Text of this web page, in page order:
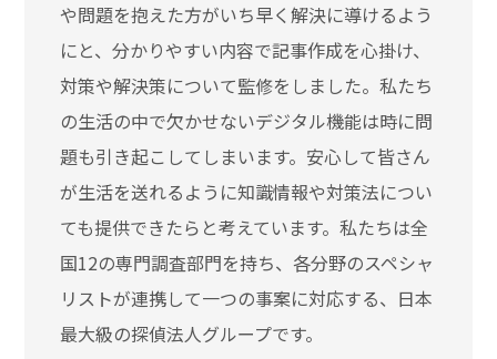
や問題を抱えた方がいち早く解決に導けるよう
にと、分かりやすい内容で記事作成を心掛け、
対策や解決策について監修をしました。私たち
の生活の中で欠かせないデジタル機能は時に問
題も引き起こしてしまいます。安心して皆さん
が生活を送れるように知識情報や対策法につい
ても提供できたらと考えています。私たちは全
国12の専門調査部門を持ち、各分野のスペシャ
リストが連携して一つの事案に対応する、日本
最大級の探偵法人グループです。